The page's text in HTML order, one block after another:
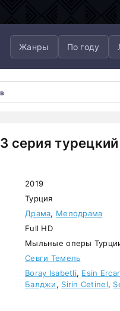
Жанры По году
серия
2019
Турция
Драма, Мелодрама
Full HD
Мыльные оперы
Севги Темель
Boray Isabetli, Esin
Балджи, Sirin Cetinel,